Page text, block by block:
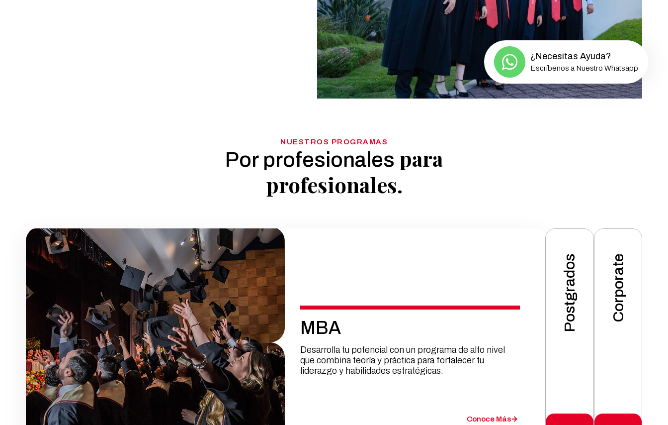
¿Necesitas Ayuda?
Escríbenos a Nuestro Whatsapp
NUESTROS PROGRAMAS
Por profesionales para
profesionales.
MBA
Desarrolla tu potencial con un programa de alto nivel
que combina teoría y práctica para fortalecer tu
liderazgo y habilidades estratégicas.
Conoce Más
Postgrados Corporate